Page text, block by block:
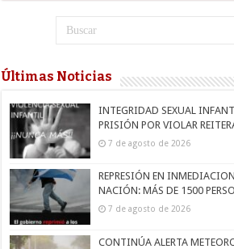
Últimas Noticias
INTEGRIDAD SEXUAL
PRISIÓN POR VIOLAR
7 de agosto de 2026
REPRESIÓN EN
NACIÓN: MÁS DE 1500
7 de agosto de 2026
CONTINÚA ALERTA